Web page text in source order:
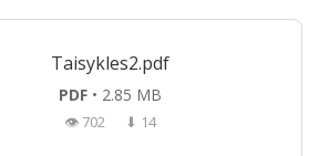
Taisykles2.pdf
PDF• 2.85 MB
👁 702 ⬇ 14